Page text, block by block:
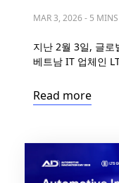
비스 제공
MAR 3, 2026- 5
지난 2월 3일, 글
베트남 IT 업체인
(MOU)을 체결했다
웨어 검증 인력 확
Read more